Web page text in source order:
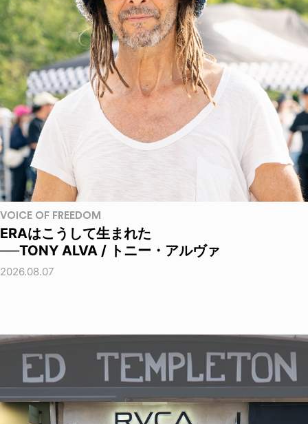
VOICE OF FREEDOM
ERAはこうして生まれた
──TONY ALVA / トニー・アルヴァ
2026.08.07